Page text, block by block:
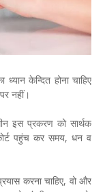
केन्दित होना चाहिए
नहीं।
इस प्रकरण को सार्थक
पहुंच कर समय, धन व
करना चाहिए, वो और